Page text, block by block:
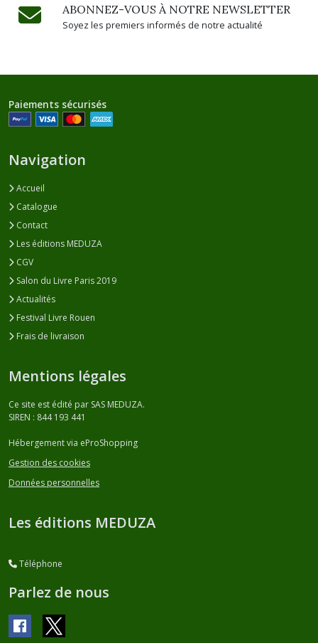
ABONNEZ-VOUS À NOTRE NEWSLETTER
Soyez les premiers informés de notre actualité
Paiements sécurisés
Navigation
Accueil
Catalogue
Contact
Les éditions MEDUZA
CGV
Salon du Livre Paris 2019
Actualités
Festival Livre Rouen
Frais de livraison
Mentions légales
Ce site est édité par SAS MEDUZA.
SIREN : 844 193 441
Hébergement via eProShopping
Gestion des cookies
Données personnelles
Les éditions MEDUZA
Téléphone
Parlez de nous